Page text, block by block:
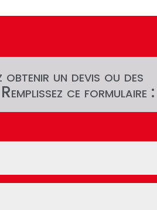
un devis ou des
ce formulaire :